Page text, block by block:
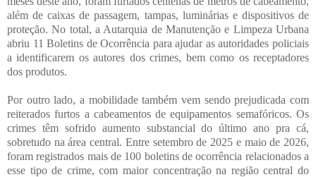
além de caixas de passagem, tampas, luminárias e dispositivos de
proteção. No total, a Autarquia de Manutenção e Limpeza Urbana
abriu 11 Boletins de Ocorrência para ajudar as autoridades policiais
a identificarem os autores dos crimes, bem como os receptadores
dos produtos.
Por outro lado, a mobilidade também vem sendo prejudicada com
reiterados furtos a cabeamentos de equipamentos semafóricos. Os
crimes têm sofrido aumento substancial do último ano pra cá,
sobretudo na área central. Entre setembro de 2025 e maio de 2026,
foram registrados mais de 100 boletins de ocorrência relacionados a
esse tipo de crime, com maior concentração na região central do